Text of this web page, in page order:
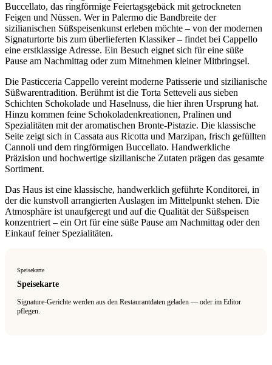
Buccellato, das ringförmige Feiertagsgebäck mit getrockneten
Feigen und Nüssen. Wer in Palermo die Bandbreite der
sizilianischen Süßspeisenkunst erleben möchte – von der modernen
Signaturtorte bis zum überlieferten Klassiker – findet bei Cappello
eine erstklassige Adresse. Ein Besuch eignet sich für eine süße
Pause am Nachmittag oder zum Mitnehmen kleiner Mitbringsel.
Die Pasticceria Cappello vereint moderne Patisserie und sizilianische
Süßwarentradition. Berühmt ist die Torta Setteveli aus sieben
Schichten Schokolade und Haselnuss, die hier ihren Ursprung hat.
Hinzu kommen feine Schokoladenkreationen, Pralinen und
Spezialitäten mit der aromatischen Bronte-Pistazie. Die klassische
Seite zeigt sich in Cassata aus Ricotta und Marzipan, frisch gefüllten
Cannoli und dem ringförmigen Buccellato. Handwerkliche
Präzision und hochwertige sizilianische Zutaten prägen das gesamte
Sortiment.
Das Haus ist eine klassische, handwerklich geführte Konditorei, in
der die kunstvoll arrangierten Auslagen im Mittelpunkt stehen. Die
Atmosphäre ist unaufgeregt und auf die Qualität der Süßspeisen
konzentriert – ein Ort für eine süße Pause am Nachmittag oder den
Einkauf feiner Spezialitäten.
Speisekarte
Speisekarte
Signature-Gerichte werden aus den Restaurantdaten geladen — oder im Editor
pflegen.